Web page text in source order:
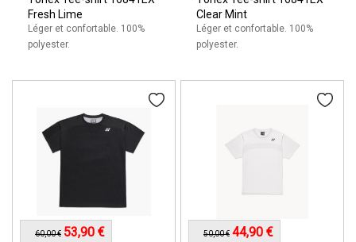
Fresh Lime
Léger et confortable. 100%
polyester.
Clear Mint
Léger et confortable. 100%
polyester.
60,00 € 53,90 € 50,00 € 44,90 €